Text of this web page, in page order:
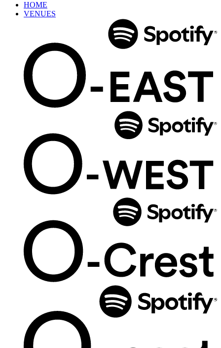
HOME
VENUES